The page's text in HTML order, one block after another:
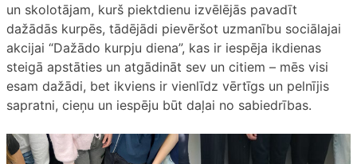
un skolotājam, kurš piektdienu izvēlējās pavadīt
dažādās kurpēs, tādējādi pievēršot uzmanību sociālajai
akcijai “Dažādo kurpju diena”, kas ir iespēja ikdienas
steigā apstāties un atgādināt sev un citiem – mēs visi
esam dažādi, bet ikviens ir vienlīdz vērtīgs un pelnījis
sapratni, cieņu un iespēju būt daļai no sabiedrības.